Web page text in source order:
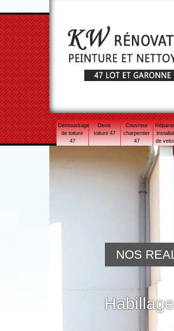
Démoussage
de toiture
47
Devis
toiture 47
Couvreur
charpentier
47
de
NOS